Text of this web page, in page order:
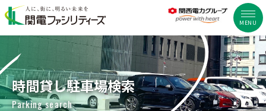
MENU
時間貸し駐車場検索
Parking search